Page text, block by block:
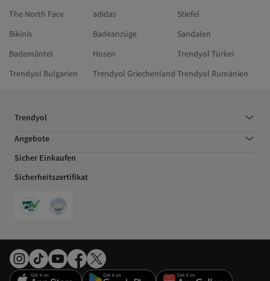
The North Face
adidas
Stiefel
Bikinis
Badeanzüge
Sandalen
Bademäntel
Hosen
Trendyol Türkei
Trendyol Bulgarien
Trendyol Griechenland Trendyol Rumänien
Trendyol
Angebote
Sicher Einkaufen
Sicherheitszertifikat